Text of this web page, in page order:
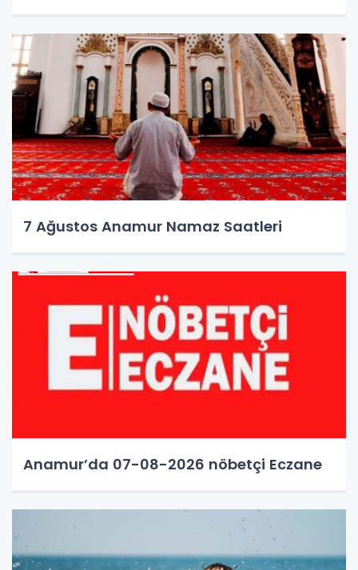
7 Ağustos Anamur Namaz Saatleri
Anamur’da 07-08-2026 nöbetçi Eczane